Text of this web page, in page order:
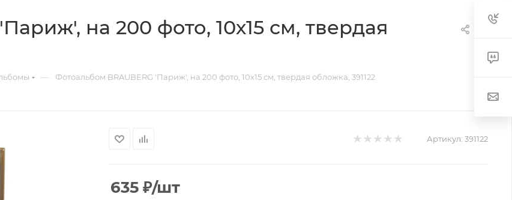
на 200 фото, 10х15 см, твердая
— Фотоальбом BRAUBERG 'Париж', на 200 фото, 10х15 см, твердая обложка, 391122
Артикул: 391122
635 ₽/шт